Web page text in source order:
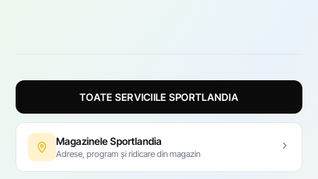
TOATE SERVICIILE SPORTLANDIA
Magazinele Sportlandia
Adrese, program și ridicare din magazin